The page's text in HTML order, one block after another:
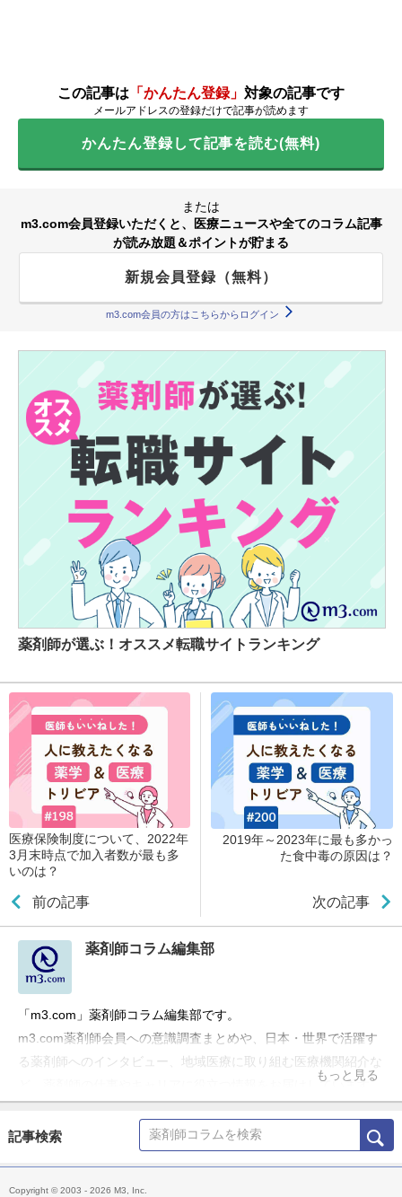
この記事は 「かんたん登録」 対象の記事です
メールアドレスの登録だけで記事が読めます
かんたん登録して記事を読む(無料)
または
m3.com会員登録いただくと、医療ニュースや全てのコラム記事
が読み放題＆ポイントが貯まる
新規会員登録（無料）
m3.com会員の方はこちらからログイン
薬剤師が選ぶ！オススメ転職サイトランキング
医療保険制度について、2022年
3月末時点で加入者数が最も多
いのは？
前の記事
2019年～2023年に最も多かっ
た食中毒の原因は？
次の記事
薬剤師コラム編集部
「m3.com」薬剤師コラム編集部です。
m3.com薬剤師会員への意識調査まとめや、日本・世界で活躍す
る薬剤師へのインタビュー、地域医療に取り組む医療機関紹介な
ど、薬剤師の仕事やキャリアに役立つ情報をお届けしています。
もっと見る
記事検索
Copyright © 2003 - 2026 M3, Inc.